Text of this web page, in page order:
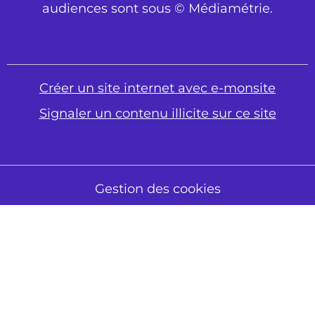
audiences sont sous © Médiamétrie.
Créer un site internet avec e-monsite
Signaler un contenu illicite sur ce site
Gestion des cookies